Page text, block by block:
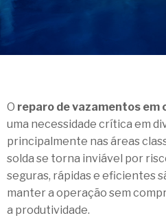
O reparo de vazamentos em
uma necessidade crítica em
principalmente nas áreas
solda se torna inviável por
seguras, rápidas e eficientes
manter a operação sem
a produtividade.